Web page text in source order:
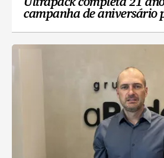
Ultrapack completa 21
campanha de aniversário